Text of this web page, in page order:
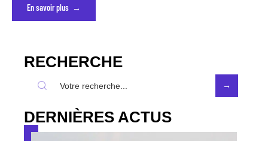
En savoir plus
RECHERCHE
DERNIÈRES ACTUS